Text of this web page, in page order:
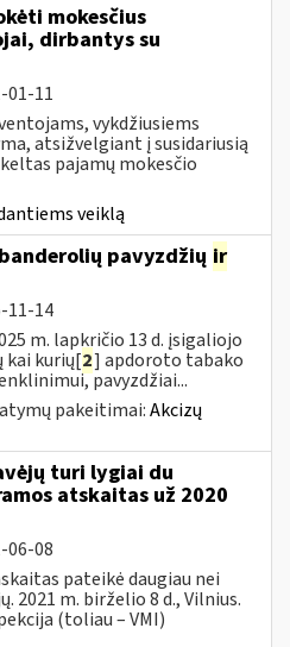
mokesčius
dirbantys su
01-11
vykdžiusiems
atsižvelgiant į susidariusią
pajamų mokesčio
veiklą
pavyzdžių ir
11-14
m. lapkričio 13 d. įsigaliojo
kai kurių[2] apdoroto tabako
pavyzdžiai...
pakeitimai:Akcizų
turi lygiai du
atskaitas už 2020
06-08
pateikė daugiau nei
2021 m. birželio 8 d., Vilnius.
(toliau – VMI)